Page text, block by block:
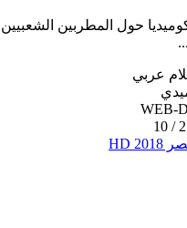
حول المطربين
عربي
WEB-